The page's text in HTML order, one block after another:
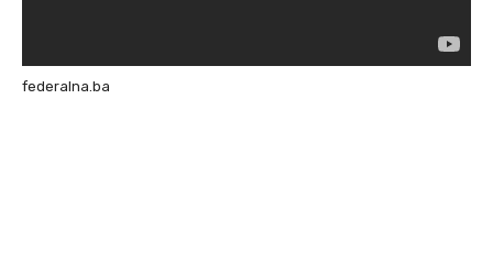
federalna.ba